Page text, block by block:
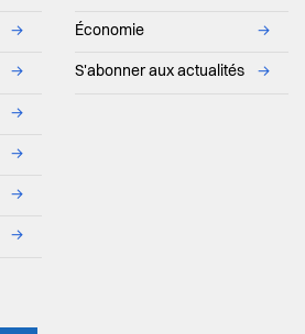
→
→
→
→
→
→
Économie →
S'abonner aux actualités →